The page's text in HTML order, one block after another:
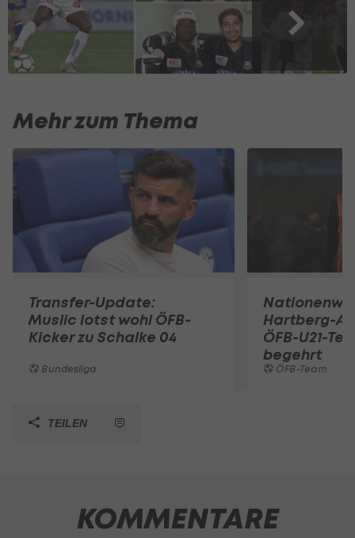
Mehr zum Thema
Transfer-Update:
Muslic lotst wohl ÖFB-
Kicker zu Schalke 04
Bundesliga
Hartberg-
ÖFB-U21-
begehrt
ÖFB-Team
TEILEN
KOMMENTARE